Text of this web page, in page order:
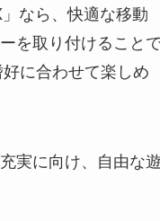
なら、快適な移動
を取り付けること
に合わせて楽しめ
実に向け、自由な